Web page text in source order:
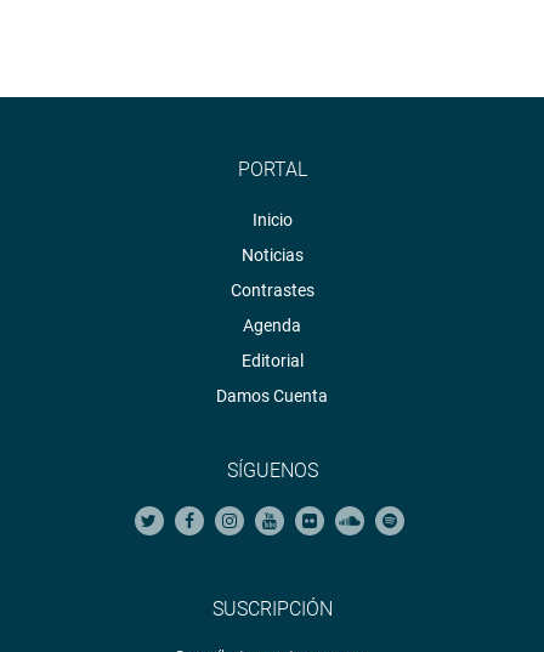
PORTAL
Inicio
Noticias
Contrastes
Agenda
Editorial
Damos Cuenta
SÍGUENOS
SUSCRIPCIÓN